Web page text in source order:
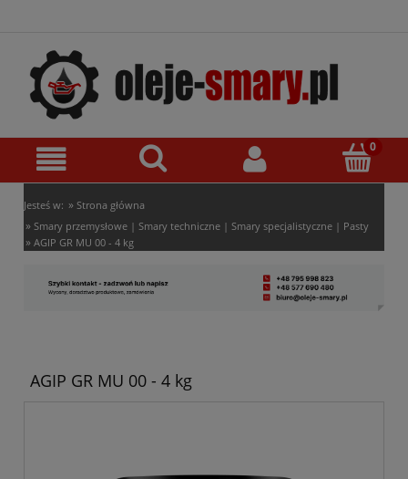
Jesteś w: » Strona główna
» Smary przemysłowe | Smary techniczne | Smary specjalistyczne | Pasty
» AGIP GR MU 00 - 4 kg
AGIP GR MU 00 - 4 kg